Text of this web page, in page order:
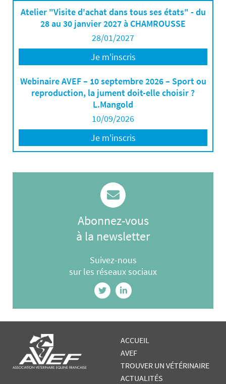
Atelier "Visite d'achat dans tous ses états" - du
28 au 30 janvier 2027 à CHAMROUSSE
28/01/2027
Je m'inscris
Webinaire AVEF – 10 septembre 2026 – Sport ou
reproduction, la jument doit-elle choisir ?
L.Mangold
10/09/2026
Je m'inscris
Abonnez-vous
à la newsletter
Suivez-nous
sur les réseaux sociaux
ACCUEIL
AVEF
TROUVER UN VÉTÉRINAIRE
ACTUALITÉS